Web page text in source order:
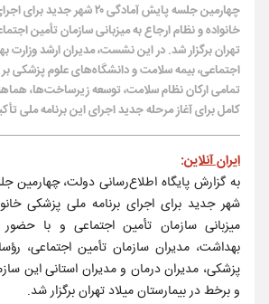
چهارمین جلسه پایش آمادگی ۲۰
خانواده و نظام ارجاع به میزبانی سازمان تأمین
تهران برگزار شد. در این نشست، مدیران ارشد وزارت
اجتماعی، بیمه سلامت و دانشگاه‌های علوم پزشکی
تمامی ارکان نظام سلامت، توسعه زیرساخت‌ها،
کامل برای آغاز مرحله جدید اجرای این برنامه ملی
ایران آنلاین:
شهر جدید برای اجرای برنامه ملی پزشکی
میزبانی سازمان تأمین اجتماعی و با
بهداشت، مدیران سازمان تأمین اجتماعی،
پزشکی، مدیران درمان و مدیران استانی این
و برخط در بیمارستان میلاد تهران برگزار شد.